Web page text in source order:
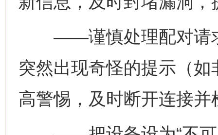
——谨慎处理配对请求
突然出现奇怪的提示（
高警惕，及时断开连接并